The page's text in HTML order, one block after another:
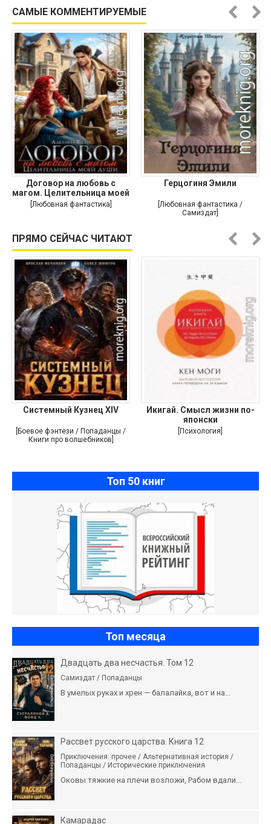
САМЫЕ КОММЕНТИРУЕМЫЕ
Договор на любовь с
магом. Целительница моей
души
[Любовная фантастика]
Герцогиня Эмили
[Любовная фантастика /
Самиздат]
ПРЯМО СЕЙЧАС ЧИТАЮТ
Системный Кузнец XIV
[Боевое фэнтези / Попаданцы /
Книги про волшебников]
Икигай. Смысл жизни по-
японски
[Психология]
Топ 50 книг
Топ месяца
Двадцать два несчастья. Том 12
Самиздат / Попаданцы
В умелых руках и хрен — балалайка, вот и на...
Рассвет русского царства. Книга 12
Приключения: прочее / Альтернативная история /
Попаданцы / Исторические приключения
Оковы тяжкие на плечи возложи, Рабом вдали...
Камарадас